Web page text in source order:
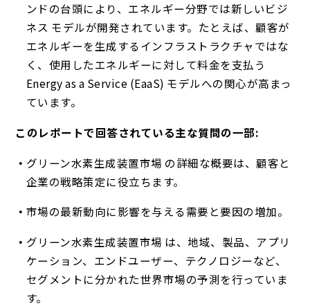
ンドの台頭により、エネルギー分野では新しいビジ
ネス モデルが開発されています。たとえば、顧客が
エネルギーを生成するインフラストラクチャではな
く、使用したエネルギーに対して料金を支払う
Energy as a Service (EaaS) モデルへの関心が高まっ
ています。
このレポートで回答されている主な質問の一部:
グリーン水素生成装置市場 の詳細な概要は、顧客と
企業の戦略策定に役立ちます。
市場の最新動向に影響を与える需要と要因の増加。
グリーン水素生成装置市場 は、地域、製品、アプリ
ケーション、エンドユーザー、テクノロジーなど、
セグメントに分かれた世界市場の予測を行っていま
す。